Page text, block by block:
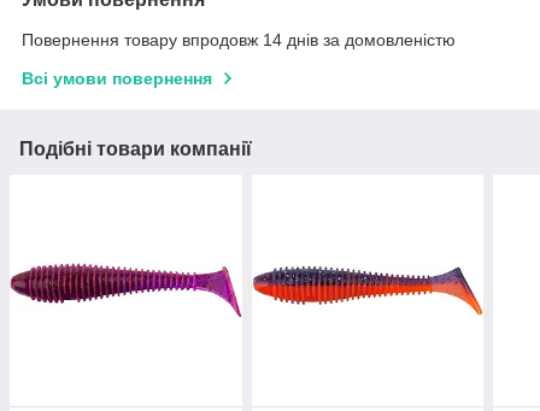
Повернення товару впродовж 14 днів за домовленістю
Всі умови повернення
Подібні товари компанії